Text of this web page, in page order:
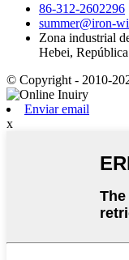
86-312-2602296
summer@iron-
Zona industrial
Hebei,
© Copyright - 2010-
Enviar email
x